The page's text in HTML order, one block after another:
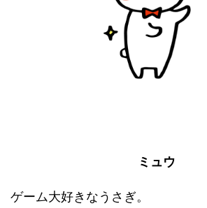
ミュウ
ゲーム大好きなうさぎ。